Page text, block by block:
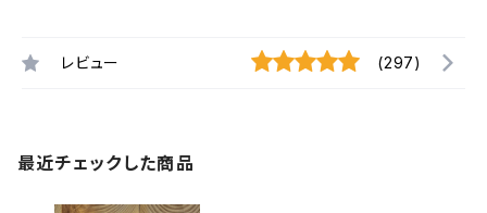
レビュー (297)
最近チェックした商品